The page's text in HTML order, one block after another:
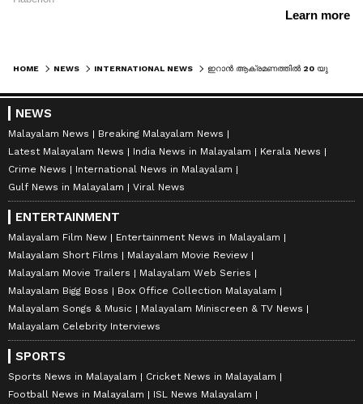
HOME NEWS INTERNATIONAL NEWS
NEWS
Malayalam News
Breaking Malayalam News
Latest Malayalam News
India News in Malayalam
Kerala News
Crime News
International News in Malayalam
Gulf News in Malayalam
Viral News
ENTERTAINMENT
Malayalam Film New
Entertainment News in Malayalam
Malayalam Short Films
Malayalam Movie Review
Malayalam Movie Trailers
Malayalam Web Series
Malayalam Bigg Boss
Box Office Collection Malayalam
Malayalam Songs & Music
Malayalam Miniscreen & TV News
Malayalam Celebrity Interviews
SPORTS
Sports News in Malayalam
Cricket News in Malayalam
Football News in Malayalam
ISL News Malayalam